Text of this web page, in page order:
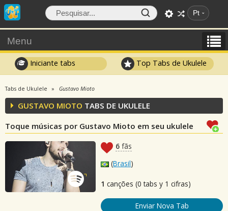
Pt
Menu
Iniciante tabs Top Tabs de Ukulele
Tabs de Ukulele Gustavo Mioto
GUSTAVO MIOTO TABS DE UKULELE
Toque músicas por Gustavo Mioto em seu ukulele
6 fãs
(Brasil)
1 canções (0 tabs y 1 cifras)
Enviar Nova Tab